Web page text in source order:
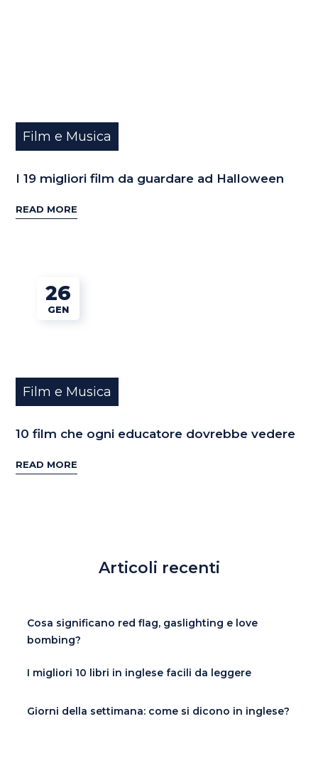
Film e Musica
I 19 migliori film da guardare ad Halloween
READ MORE
26
GEN
Film e Musica
10 film che ogni educatore dovrebbe vedere
READ MORE
Articoli recenti
Cosa significano red flag, gaslighting e love
bombing?
I migliori 10 libri in inglese facili da leggere
Giorni della settimana: come si dicono in inglese?